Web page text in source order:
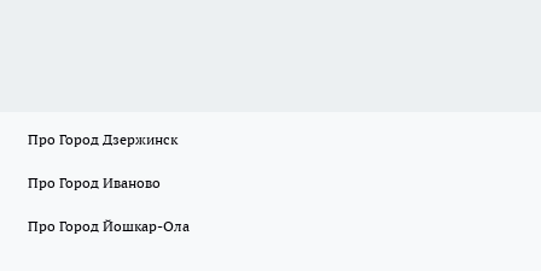
Про Город Дзержинск
Про Город Иваново
Про Город Йошкар-Ола